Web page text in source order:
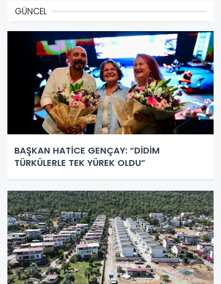
GÜNCEL
BAŞKAN HATİCE GENÇAY: “DİDİM
TÜRKÜLERLE TEK YÜREK OLDU”